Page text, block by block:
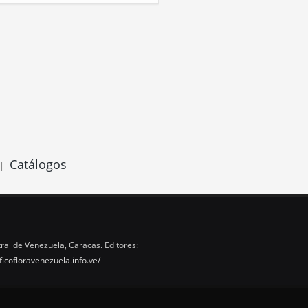
| Catálogos
de Venezuela, Caracas. Editores: